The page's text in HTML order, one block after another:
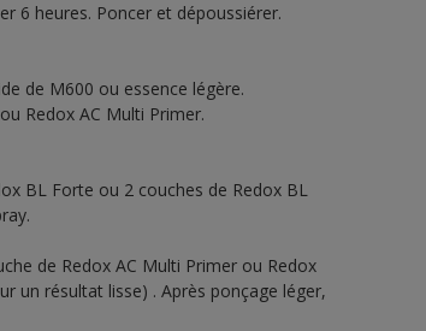
6 heures. Poncer et dépoussiérer.
de M600 ou essence légère.
Redox AC Multi Primer.
BL Forte ou 2 couches de Redox BL
de Redox AC Multi Primer ou Redox
un résultat lisse) . Après ponçage léger,